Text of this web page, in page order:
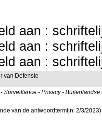
aan :
aan :
aan :
van Defensie
Surveillance - Privacy -
van de antwoordtermijn: 2/3/2023)